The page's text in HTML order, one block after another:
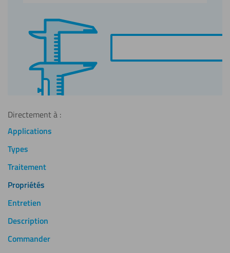
Directement à :
Applications
Types
Traitement
Propriétés
Entretien
Description
Commander